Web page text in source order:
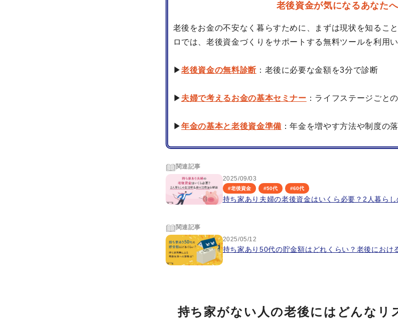
老後資金が気になるあなたへ
老後をお金の不安なく暮らすために、まずは現状を知るこ
ロでは、老後資金づくりをサポートする無料ツールを利用い
▶老後資金の無料診断：老後に必要な金額を3分で診断
▶ 夫婦で考えるお金の基本セミナー ：ライフステージごと
▶年金の基本と老後資金準備 ：年金を増やす方法や制度の
関連記事
2025/09/03
#老後資金 #50代 #60代
持ち家あり夫婦の老後資金はいくら必要？2人暮ら
関連記事
2025/05/12
持ち家あり50代の貯金額はどれくらい？老後におけ
持ち家がない人の老後にはどんなリ